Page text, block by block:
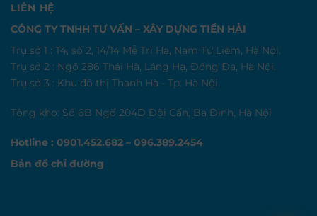
LIÊN HỆ
CÔNG TY TNHH TƯ VẤN – XÂY DỰNG TIỀN HẢI
Trụ sở 1 : T4, số 2, 14/14 Mễ Trì Hạ, Nam Từ Liêm, Hà Nội.
Trụ sở 2 : Ngõ 286 Thái Hà, Láng Hạ, Đống Đa, Hà Nội.
Trụ sở 3 : Khu đô thị Thanh Hà - Tp. Hà Nội.
Tổng kho: Số 6B Ngõ 204D Đội Cấn, Ba Đình, Hà Nội
Hotline : 0901.452.682 – 096.389.2454
Bản đồ chỉ đường